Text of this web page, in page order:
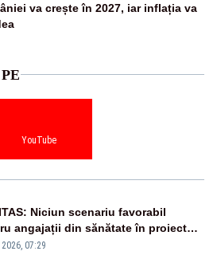
va crește în 2027, iar inflația va
YouTube
Niciun scenariu favorabil
angajații din sănătate în proiectul
salarizării
07:29